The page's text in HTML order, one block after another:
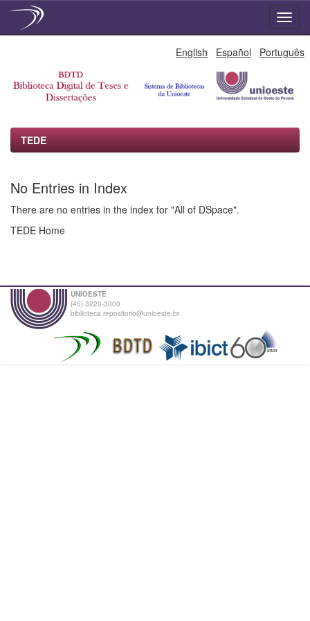
English Español Português
TEDE
No Entries in Index
There are no entries in the index for "All of DSpace".
TEDE Home
UNIOESTE
(45) 3220-3000
biblioteca.repositorio@unioeste.br